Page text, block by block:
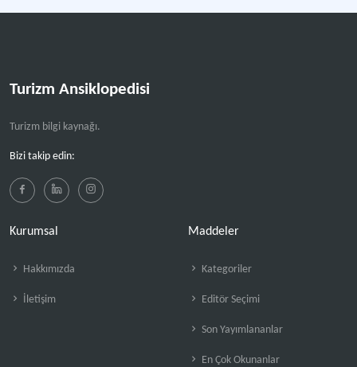
Turizm Ansiklopedisi
Turizm bilgi kaynağı.
Bizi takip edin:
Kurumsal
Hakkımızda
İletişim
Maddeler
Kategoriler
Editör Seçimi
Son Yayımlananlar
En Çok Okunanlar